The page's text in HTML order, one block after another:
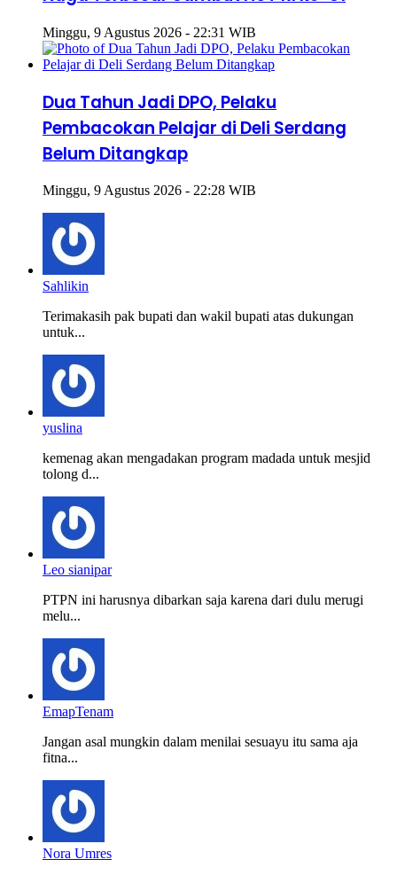
Minggu, 9 Agustus 2026 - 22:31 WIB
Dua Tahun Jadi DPO, Pelaku
Pembacokan Pelajar di Deli Serdang
Belum Ditangkap
Minggu, 9 Agustus 2026 - 22:28 WIB
Sahlikin
Terimakasih pak bupati dan wakil bupati atas dukungan
untuk...
yuslina
kemenag akan mengadakan program madada untuk mesjid
tolong d...
Leo sianipar
PTPN ini harusnya dibarkan saja karena dari dulu merugi
melu...
EmapTenam
Jangan asal mungkin dalam menilai sesuayu itu sama aja
fitna...
Nora Umres